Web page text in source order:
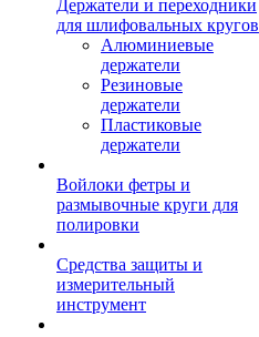
Держатели и переходники
для шлифовальных кругов
Алюминиевые
держатели
Резиновые
держатели
Пластиковые
держатели
Войлоки фетры и
размывочные круги для
полировки
Средства защиты и
измерительный
инструмент